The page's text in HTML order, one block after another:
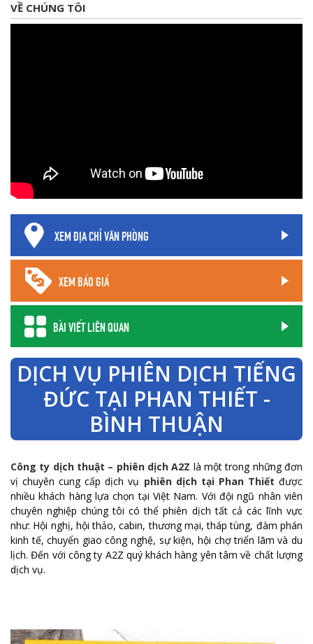
VỀ CHÚNG TÔI
XEM ĐỊA CHỈ VĂN PHÒNG
XEM BÁO GIÁ
BÀI VIẾT LIÊN QUAN
DỊCH VỤ PHIÊN DỊCH TIẾNG
ĐỨC TẠI PHAN THIẾT -
BÌNH THUẬN
Công ty dịch thuật – phiên dịch A2Z là một trong những đơn
vị chuyên cung cấp dịch vụ phiên dịch tại Phan Thiết được
nhiều khách hàng lựa chọn tại Việt Nam. Với đội ngũ nhân viên
chuyên nghiệp chúng tôi có thể phiên dịch tất cả các lĩnh vực
như: Hội nghị, hội thảo, cabin, thương mại, tháp tùng, đàm phán
kinh tế, chuyển giao công nghệ, sự kiện, hội chợ triển lãm và du
lịch. Đến với công ty A2Z quý khách hàng yên tâm về chất lượng
dịch vụ.